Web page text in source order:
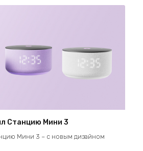
Станцию Мини 3
Мини 3 – с новым дизайном